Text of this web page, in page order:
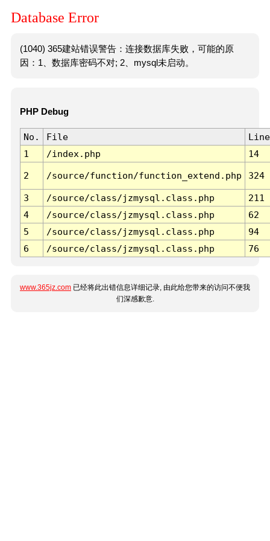
Database Error
(1040) 365建站错误警告：连接数据库失败，可能的原
因：1、数据库密码不对; 2、mysql未启动。
PHP Debug
No. File
Line
1
/index.php 14
2 /source/function/function_extend.php 324
3 /source/class/jzmysql.class.php
211
4
/source/class/jzmysql.class.php
62
5
/source/class/jzmysql.class.php
94
6
/source/class/jzmysql.class.php 76
www.365jz.com 已经将此出错信息详细记录, 由此给您带来的访问不便我
们深感歉意.